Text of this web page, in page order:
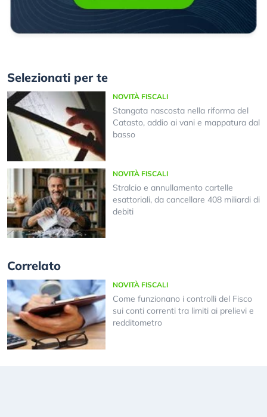
Selezionati per te
NOVITÀ FISCALI
Stangata nascosta nella riforma del
Catasto, addio ai vani e mappatura dal
basso
NOVITÀ FISCALI
Stralcio e annullamento cartelle
esattoriali, da cancellare 408 miliardi di
debiti
Correlato
NOVITÀ FISCALI
Come funzionano i controlli del Fisco
sui conti correnti tra limiti ai prelievi e
redditometro